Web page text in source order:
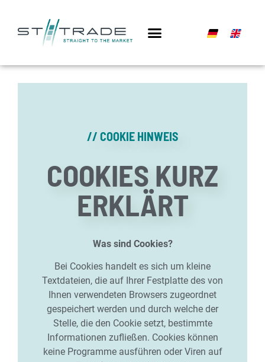
// COOKIE HINWEIS
COOKIES KURZ
ERKLÄRT
Was sind Cookies?
Bei Cookies handelt es sich um kleine
Textdateien, die auf Ihrer Festplatte des von
Ihnen verwendeten Browsers zugeordnet
gespeichert werden und durch welche der
Stelle, die den Cookie setzt, bestimmte
Informationen zufließen. Cookies können
keine Programme ausführen oder Viren auf